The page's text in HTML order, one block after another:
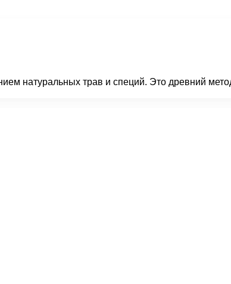
натуральных трав и специй. Это древний